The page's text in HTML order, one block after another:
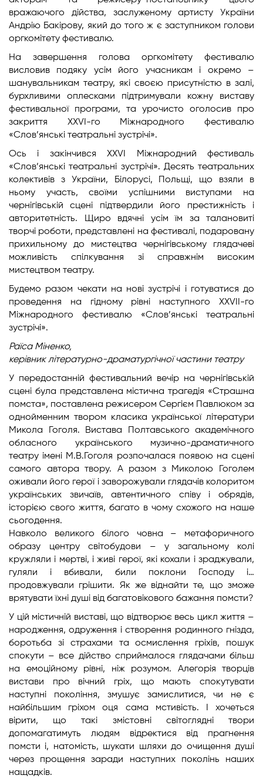
вражаючого дійства, заслуженому артисту України
Андрію Бакірову, який до того ж є заступником голови
оргкомітету фестивалю.
На завершення голова оргкомітету фестивалю
висловив подяку усім його учасникам і окремо –
шанувальникам театру, які своєю присутністю в залі,
бурхливими оплесками підтримували кожну виставу
фестивальної програми, та урочисто оголосив про
закриття ХХVІ-го Міжнародного фестивалю
«Слов’янські театральні зустрічі».
Ось і закінчився ХХVІ Міжнародний фестиваль
«Слов’янські театральні зустрічі». Десять театральних
колективів з України, Білорусі, Польщі, що взяли в
ньому участь, своїми успішними виступами на
чернігівській сцені підтвердили його престижність і
авторитетність. Щиро вдячні усім їм за талановиті
творчі роботи, представлені на фестивалі, подаровану
прихильному до мистецтва чернігівському глядачеві
можливість спілкування зі справжнім високим
мистецтвом театру.
Будемо разом чекати на нові зустрічі і готуватися до
проведення на гідному рівні наступного ХХVІІ-го
Міжнародного фестивалю «Слов’янські театральні
зустрічі».
Раїса Міненко,
керівник літературно-драматургічної частини театру
У передостанній фестивальний вечір на чернігівській
сцені була представлена містична трагедія «Страшна
помста», поставлена режисером Сергієм Павлюком за
однойменним твором класика української літератури
Микола Гоголя. Вистава Полтавського академічного
обласного українського музично-драматичного
театру імені М.В.Гоголя розпочалася появою на сцені
самого автора твору. А разом з Миколою Гоголем
оживали його герої і заворожували глядачів колоритом
українських звичаїв, автентичного співу і обрядів,
історією свого життя, багато в чому схожого на наше
сьогодення.
Навколо великого білого човна – метафоричного
образу центру світобудови – у загальному колі
кружляли і мертві, і живі герої, які кохали і зраджували,
гуляли і вбивали, били поклони Господу і…
продовжували грішити. Як же віднайти те, що зможе
врятувати їхні душі від багатовікового бажання помсти?
У цій містичній виставі, що відтворює весь цикл життя –
народження, одруження і створення родинного гнізда,
боротьба зі страхами та осмислення гріхів, пошук
спокути – все дійство сприймалося глядачами більш
на емоційному рівні, ніж розумом. Алегорія творців
вистави про вічний гріх, що мають спокутувати
наступні покоління, змушує замислитися, чи не є
найбільшим гріхом оця сама мстивість. І хочеться
вірити, що такі змістовні світоглядні твори
допомагатимуть людям відректися від прагнення
помсти і, натомість, шукати шляхи до очищення душі
через прощення заради наступних поколінь наших
нащадків.